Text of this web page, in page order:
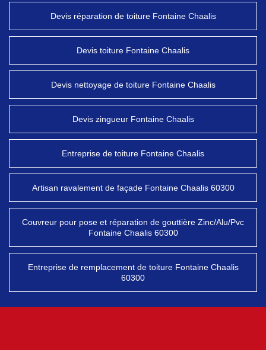
Devis réparation de toiture Fontaine Chaalis
Devis toiture Fontaine Chaalis
Devis nettoyage de toiture Fontaine Chaalis
Devis zingueur Fontaine Chaalis
Entreprise de toiture Fontaine Chaalis
Artisan ravalement de façade Fontaine Chaalis 60300
Couvreur pour pose et réparation de gouttière Zinc/Alu/Pvc
Fontaine Chaalis 60300
Entreprise de remplacement de toiture Fontaine Chaalis
60300